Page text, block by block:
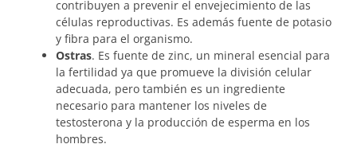
contribuyen a prevenir el envejecimiento de las
células reproductivas. Es además fuente de potasio
y fibra para el organismo.
Ostras. Es fuente de zinc, un mineral esencial para
la fertilidad ya que promueve la división celular
adecuada, pero también es un ingrediente
necesario para mantener los niveles de
testosterona y la producción de esperma en los
hombres.